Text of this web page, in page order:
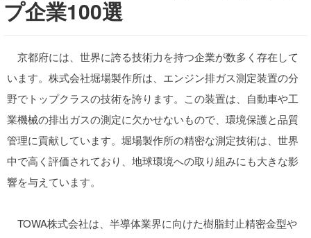
プ企業100選
京都府には、世界に誇る技術力を持つ企業が数多く存在して
います。株式会社堀場製作所は、エンジン排ガス測定装置の分
野でトップクラスの技術を誇ります。この装置は、自動車や工
業機械の排出ガスの測定に欠かせないもので、環境保護と品質
管理に貢献しています。堀場製作所の精密な測定技術は、世界
中で高く評価されており、地球環境への取り組みにも大きな影
響を与えています。
TOWA株式会社は、半導体業界に向けた樹脂封止精密金型や